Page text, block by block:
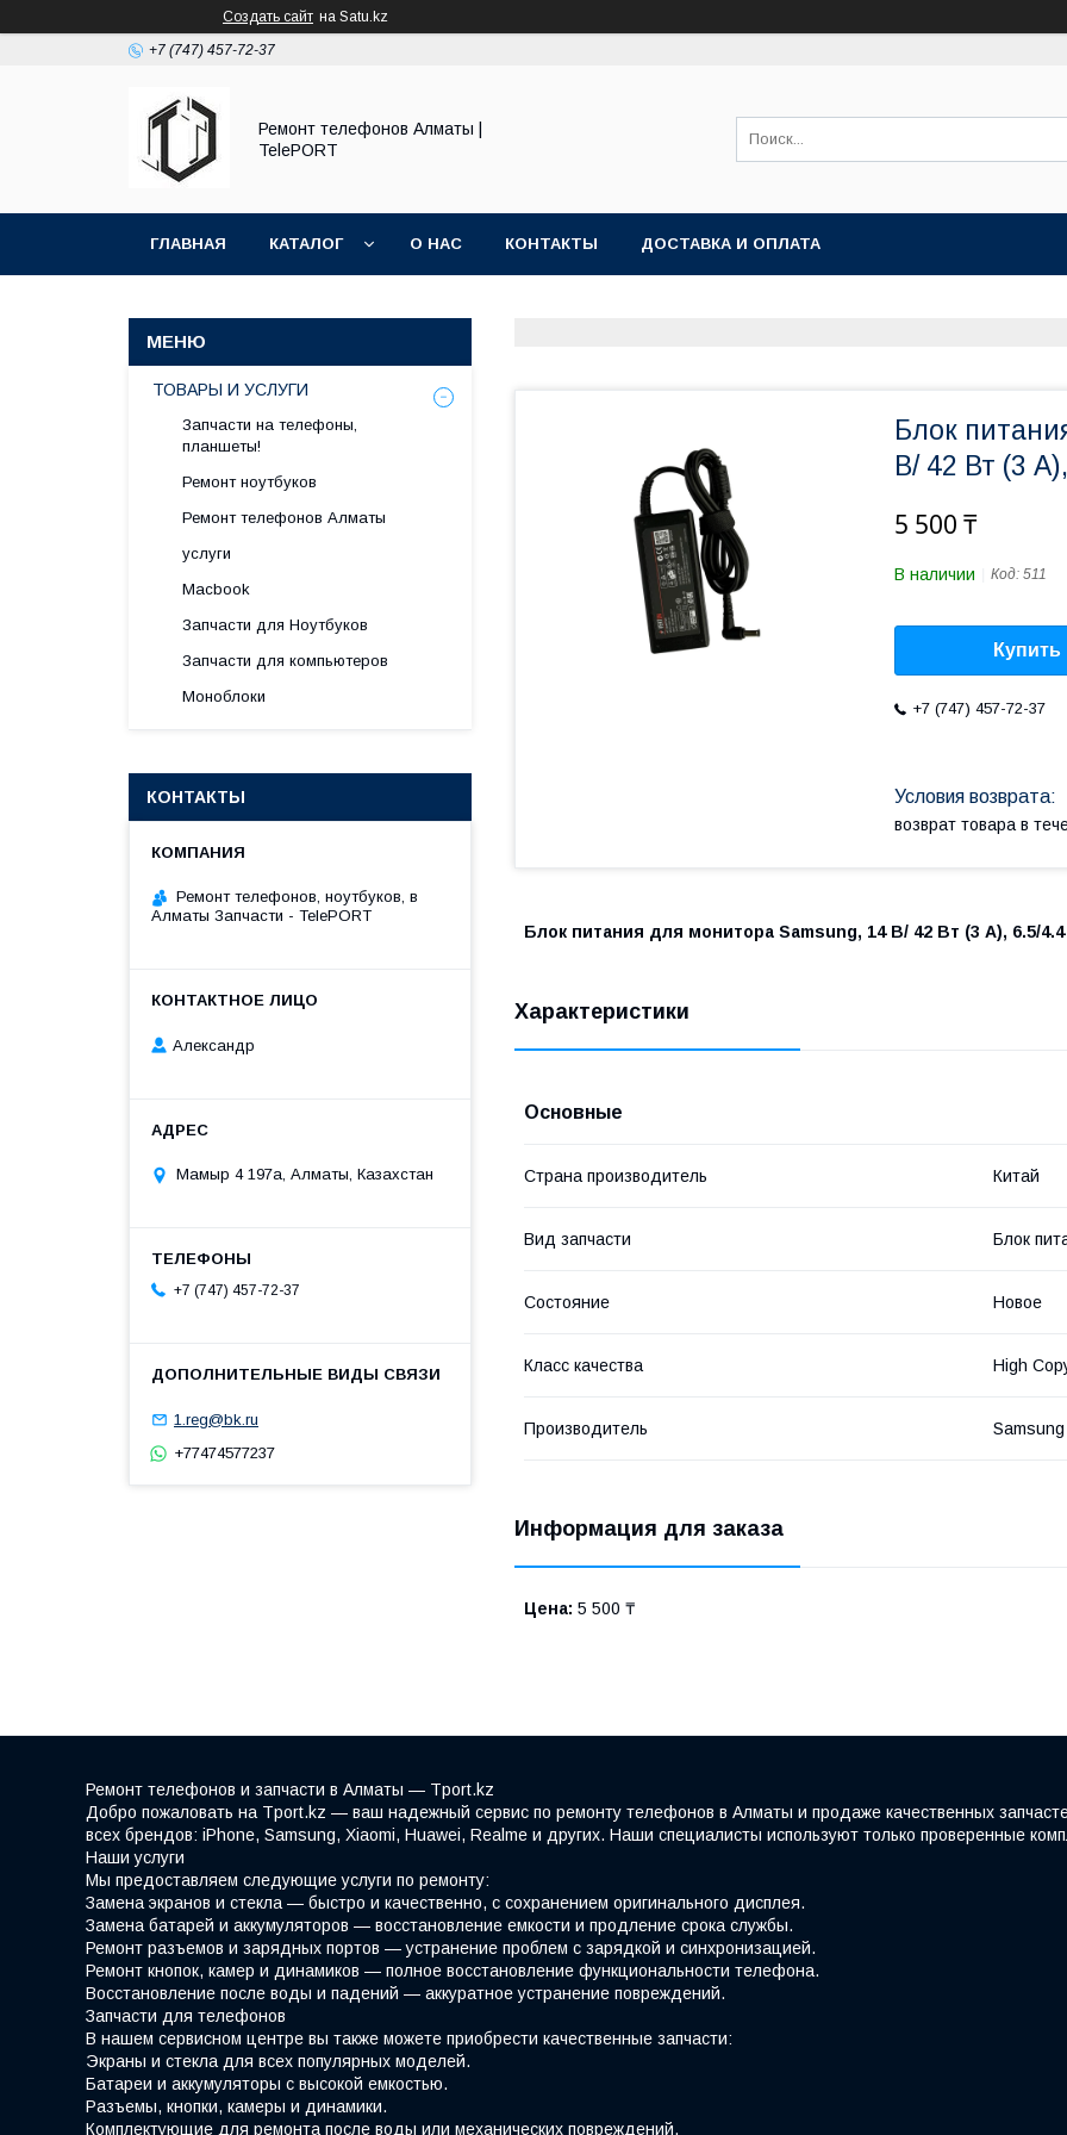
Создать сайт на Satu.kz
+7 (747) 457-72-37
Ремонт телефонов Алматы |
TelePORT
ГЛАВНАЯ КАТАЛОГ О НАС КОНТАКТЫ ДОСТАВКА И ОПЛАТА
Блок
В/ 42 Вт (3
5 500 ₸
В наличии Код: 511
Купить
+7 (747) 457-72-37
возврат товара в
Блок питания для монитора Samsung, 14 В/ 42 Вт (3 А), 6.5/
Характеристики
Основные
Страна производитель Китай
Вид запчасти Блок
Состояние Новое
Класс качества High
Производитель Samsung
Информация для заказа
Цена: 5 500 ₸
ТОВАРЫ И УСЛУГИ
Запчасти на телефоны,
планшеты!
Ремонт ноутбуков
Ремонт телефонов Алматы
услуги
Macbook
Запчасти для Ноутбуков
Запчасти для компьютеров
Моноблоки
КОНТАКТЫ
Ремонт телефонов, ноутбуков, в
Алматы Запчасти - TelePORT
Александр
Мамыр 4 197а, Алматы, Казахстан
+7 (747) 457-72-37
1.reg@bk.ru
+77474577237
Ремонт телефонов и запчасти в Алматы — Tport.kz
Добро пожаловать на Tport.kz — ваш надежный сервис по ремонту телефонов в Алматы и продаже качественных
всех брендов: iPhone, Samsung, Xiaomi, Huawei, Realme и других. Наши специалисты используют только проверенные
Наши услуги
Мы предоставляем следующие услуги по ремонту:
Замена экранов и стекла — быстро и качественно, с сохранением оригинального дисплея.
Замена батарей и аккумуляторов — восстановление емкости и продление срока службы.
Ремонт разъемов и зарядных портов — устранение проблем с зарядкой и синхронизацией.
Ремонт кнопок, камер и динамиков — полное восстановление функциональности телефона.
Восстановление после воды и падений — аккуратное устранение повреждений.
Запчасти для телефонов
В нашем сервисном центре вы также можете приобрести качественные запчасти:
Экраны и стекла для всех популярных моделей.
Батареи и аккумуляторы с высокой емкостью.
Разъемы, кнопки, камеры и динамики.
Комплектующие для ремонта после воды или механических повреждений.